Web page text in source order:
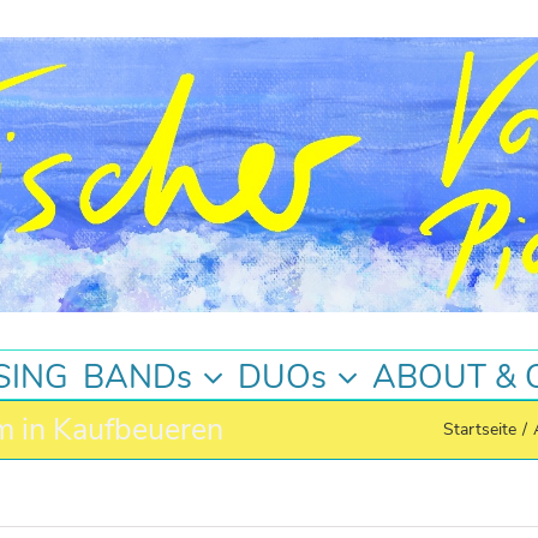
BANDs DUOs ABOUT &
in Kaufbeueren Startseite /